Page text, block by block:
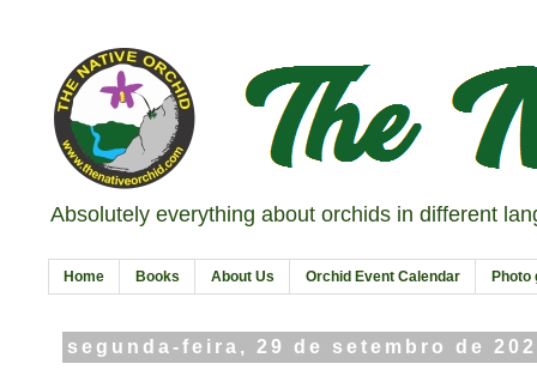
Absolutely everything about orchids in different
Home Books About Us Orchid Event Calendar Photo
segunda-feira, 29 de setembro de